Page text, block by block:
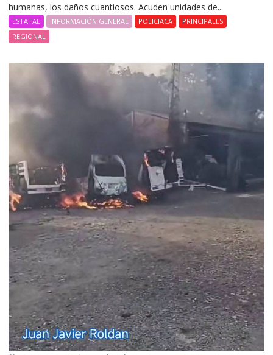
humanas, los daños cuantiosos. Acuden unidades de...
ESTATAL INFORMACIÓN GENERAL POLICIACA
PRINCIPALES
REGIONAL